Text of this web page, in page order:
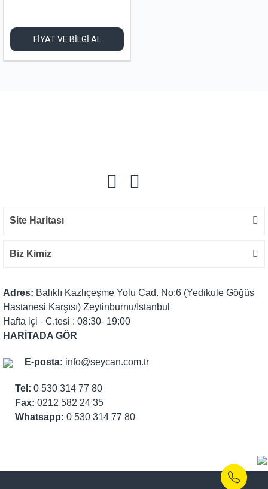
FİYAT VE BİLGİ AL
Site Haritası
Biz Kimiz
Adres: Balıklı Kazlıçeşme Yolu Cad. No:6 (Yedikule Göğüs
Hastanesi Karşısı) Zeytinburnu/İstanbul
Hafta içi - C.tesi : 08:30- 19:00
HARİTADA GÖR
E-posta: info@seycan.com.tr
Tel: 0 530 314 77 80
Fax: 0212 582 24 35
Whatsapp: 0 530 314 77 80